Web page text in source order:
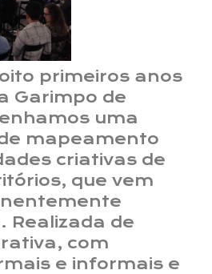
primeiros anos
Garimpo de
uma
mapeamento
criativas de
que vem
Realizada de
com
e informais e